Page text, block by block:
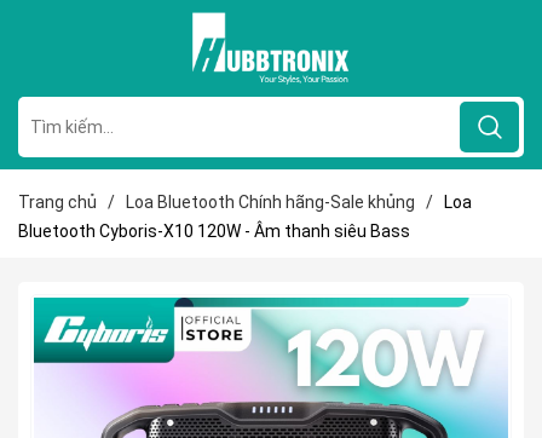
Trang chủ / Loa Bluetooth Chính hãng-Sale khủng /
Loa
Bluetooth Cyboris-X10 120W - Âm thanh siêu Bass